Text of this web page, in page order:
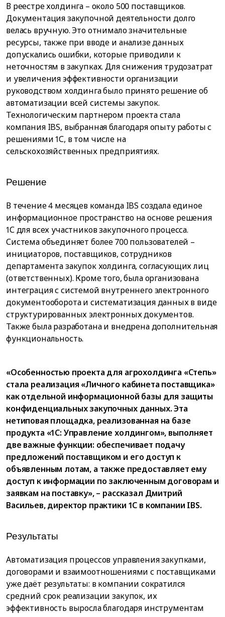
В реестре холдинга – около 500 поставщиков.
Документация закупочной деятельности долго
велась вручную. Это отнимало значительные
ресурсы, также при вводе и анализе данных
допускались ошибки, которые приводили к
неточностям в закупках. Для снижения трудозатрат
и увеличения эффективности организации
руководством холдинга было принято решение об
автоматизации всей системы закупок.
Технологическим партнером проекта стала
компания IBS, выбранная благодаря опыту работы с
решениями 1С, в том числе на
сельскохозяйственных предприятиях.
Решение
В течение 4 месяцев команда IBS создала единое
информационное пространство на основе решения
1С для всех участников закупочного процесса.
Система объединяет более 700 пользователей –
инициаторов, поставщиков, сотрудников
департамента закупок холдинга, согласующих лиц
(ответственных). Кроме того, была организована
интеграция с системой внутреннего электронного
документооборота и систематизация данных в виде
структурированных электронных документов.
Также была разработана и внедрена дополнительная
функциональность.
«Особенностью проекта для агрохолдинга «Степь»
стала реализация «Личного кабинета поставщика»
как отдельной информационной базы для защиты
конфиденциальных закупочных данных. Эта
нетиповая площадка, реализованная на базе
продукта «1С: Управление холдингом», выполняет
две важные функции: обеспечивает подачу
предложений поставщиком и его доступ к
объявленным лотам, а также предоставляет ему
доступ к информации по заключенным договорам и
заявкам на поставку», – рассказал Дмитрий
Васильев, директор практики 1С в компании IBS.
Результаты
Автоматизация процессов управления закупками,
договорами и взаимоотношениями с поставщиками
уже даёт результаты: в компании сократился
средний срок реализации закупок, их
эффективность выросла благодаря инструментам